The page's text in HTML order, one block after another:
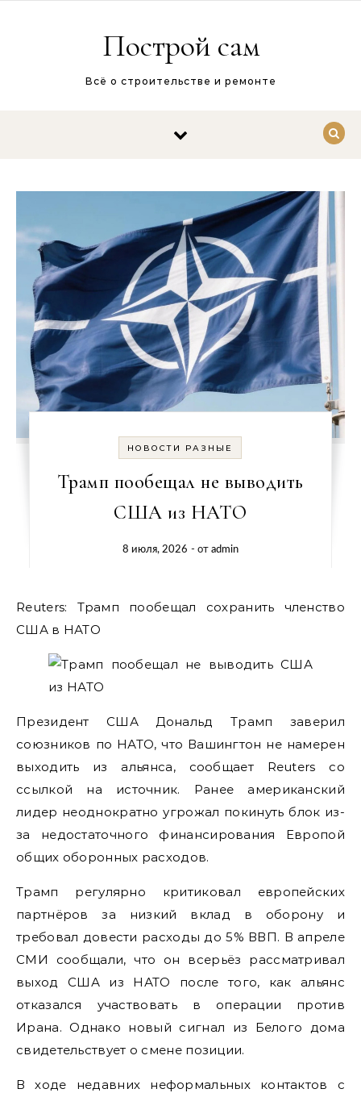
Построй сам
Всё о строительстве и ремонте
НОВОСТИ РАЗНЫЕ
Трамп пообещал не выводить
США из НАТО
8 июля, 2026 - от admin
Reuters: Трамп пообещал сохранить членство
США в НАТО
Президент США Дональд Трамп заверил
союзников по НАТО, что Вашингтон не намерен
выходить из альянса, сообщает Reuters со
ссылкой на источник. Ранее американский
лидер неоднократно угрожал покинуть блок из-
за недостаточного финансирования Европой
общих оборонных расходов.
Трамп регулярно критиковал европейских
партнёров за низкий вклад в оборону и
требовал довести расходы до 5% ВВП. В апреле
СМИ сообщали, что он всерьёз рассматривал
выход США из НАТО после того, как альянс
отказался участвовать в операции против
Ирана. Однако новый сигнал из Белого дома
свидетельствует о смене позиции.
В ходе недавних неформальных контактов с